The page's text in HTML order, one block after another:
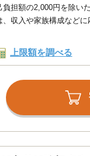
担額の2,000円を除い
収入や家族構成など
上限額を調べる